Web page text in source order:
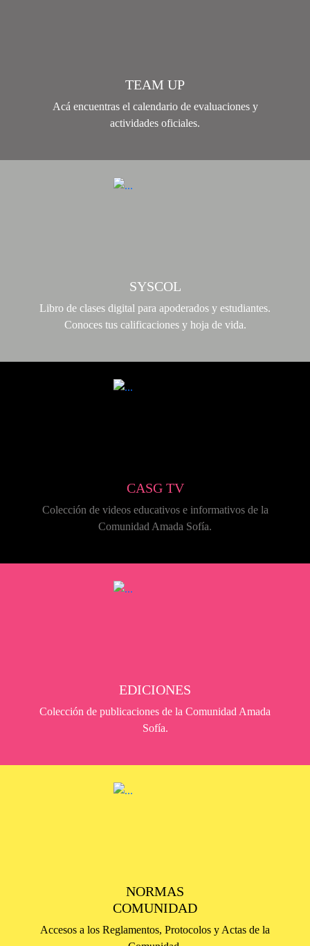
TEAM UP
Acá encuentras el calendario de evaluaciones y
actividades oficiales.
SYSCOL
Libro de clases digital para apoderados y estudiantes.
Conoces tus calificaciones y hoja de vida.
CASG TV
Colección de videos educativos e informativos de la
Comunidad Amada Sofía.
EDICIONES
Colección de publicaciones de la Comunidad Amada
Sofía.
NORMAS
COMUNIDAD
Accesos a los Reglamentos, Protocolos y Actas de la